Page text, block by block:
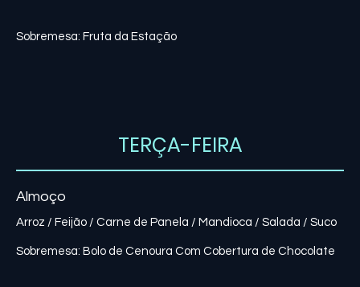
Sobremesa: Fruta da Estação
TERÇA-FEIRA
Almoço
Arroz / Feijão / Carne de Panela / Mandioca / Salada / Suco
Sobremesa: Bolo de Cenoura Com Cobertura de Chocolate